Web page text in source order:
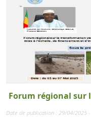
Forum régional sur
Date de publication : 29/04/2025